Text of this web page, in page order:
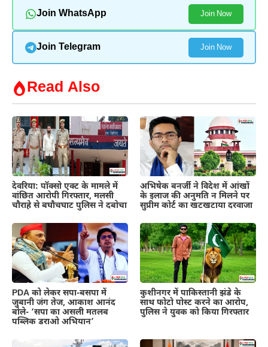
Join WhatsApp Join Now
Join Telegram Join Now
Read Also
देवरिया: पॉक्सो एक्ट के मामले में
वांछित आरोपी गिरफ्तार, मलसी
चौराहे से बघौचघाट पुलिस ने दबोचा
अभिषेक बनर्जी ने विदेश में आंखों
के इलाज की अनुमति न मिलने पर
सुप्रीम कोर्ट का खटखटाया दरवाजा
PDA को लेकर सपा-बसपा में
जुबानी जंग तेज, आकाश आनंद
बोले- ‘सपा का असली मतलब
पब्लिक डराओ अभियान’
कुशीनगर में पाकिस्तानी झंडे के
साथ फोटो पोस्ट करने का आरोप,
पुलिस ने युवक को किया गिरफ्तार